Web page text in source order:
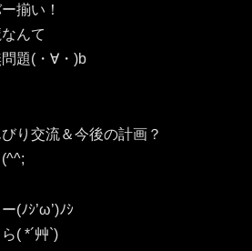
揃い！
んて
題(・∀・)b
り交流＆今後の計画？
(ﾉｼ’ω’)ﾉｼ
( *´艸`)